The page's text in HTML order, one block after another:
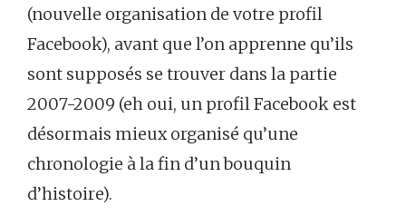
(nouvelle organisation de votre profil
Facebook), avant que l’on apprenne qu’ils
sont supposés se trouver dans la partie
2007-2009 (eh oui, un profil Facebook est
désormais mieux organisé qu’une
chronologie à la fin d’un bouquin
d’histoire).